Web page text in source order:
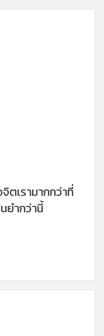
ตเรามากกว่าที่
นยำกว่านี้